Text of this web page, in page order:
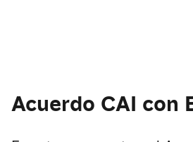
Acuerdo CAI con